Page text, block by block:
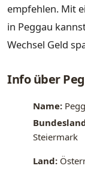
empfehlen. Mit
in Peggau
Wechsel Geld
Info über
Name:
Steiermark
Land: